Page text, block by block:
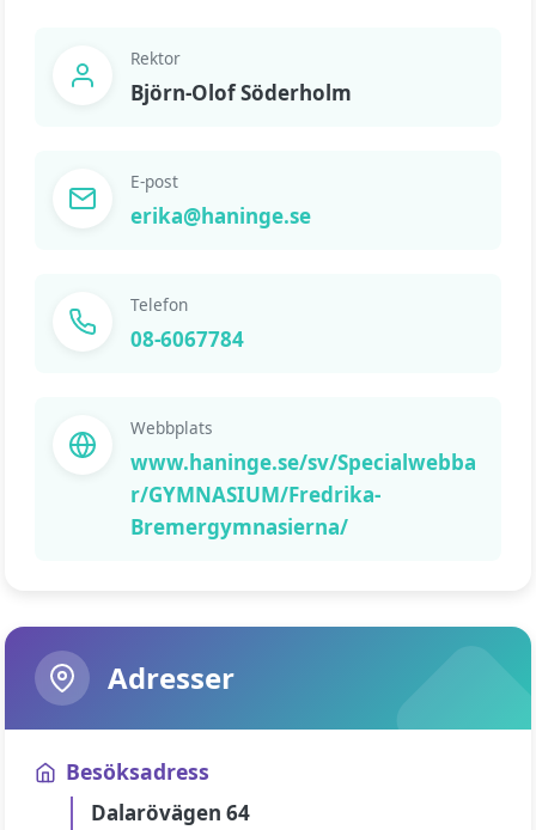
Rektor
Björn-Olof Söderholm
E-post
erika@haninge.se
Telefon
08-6067784
Webbplats
www.haninge.se/sv/Specialwebba
r/GYMNASIUM/Fredrika-
Bremergymnasierna/
Adresser
Besöksadress
Dalarövägen 64